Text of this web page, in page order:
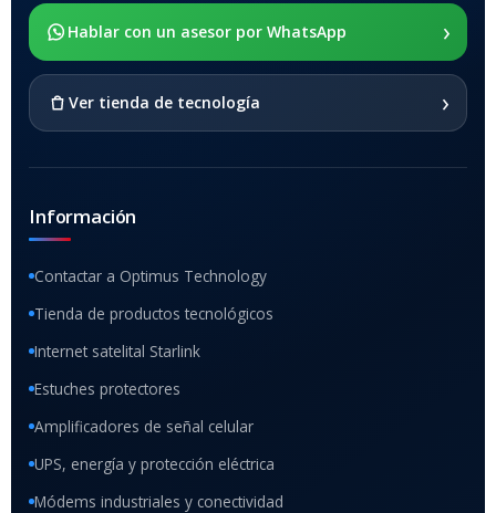
SOPORTE DE APOYO
Hablar con un asesor por WhatsApp ›
Ver tienda de tecnología ›
Información
Contactar a Optimus Technology
Tienda de productos tecnológicos
Internet satelital Starlink
Estuches protectores
Amplificadores de señal celular
UPS, energía y protección eléctrica
Módems industriales y conectividad